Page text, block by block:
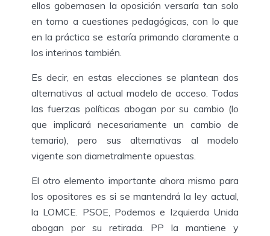
ellos gobernasen la oposición versaría tan solo
en torno a cuestiones pedagógicas, con lo que
en la práctica se estaría primando claramente a
los interinos también.
Es decir, en estas elecciones se plantean dos
alternativas al actual modelo de acceso. Todas
las fuerzas políticas abogan por su cambio (lo
que implicará necesariamente un cambio de
temario), pero sus alternativas al modelo
vigente son diametralmente opuestas.
El otro elemento importante ahora mismo para
los opositores es si se mantendrá la ley actual,
la LOMCE. PSOE, Podemos e Izquierda Unida
abogan por su retirada. PP la mantiene y